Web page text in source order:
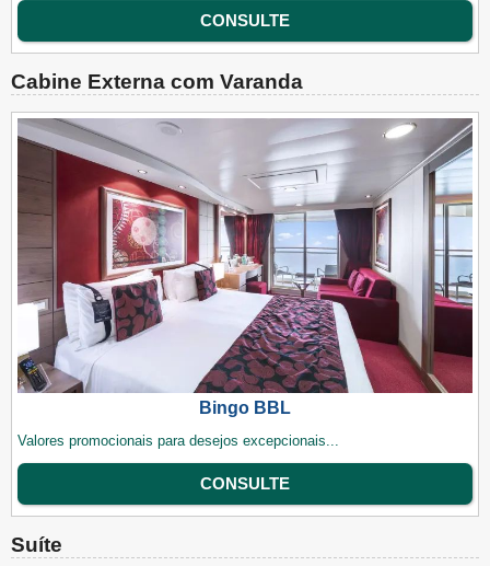
CONSULTE
Cabine Externa com Varanda
Bingo BBL
Valores promocionais para desejos excepcionais...
CONSULTE
Suíte